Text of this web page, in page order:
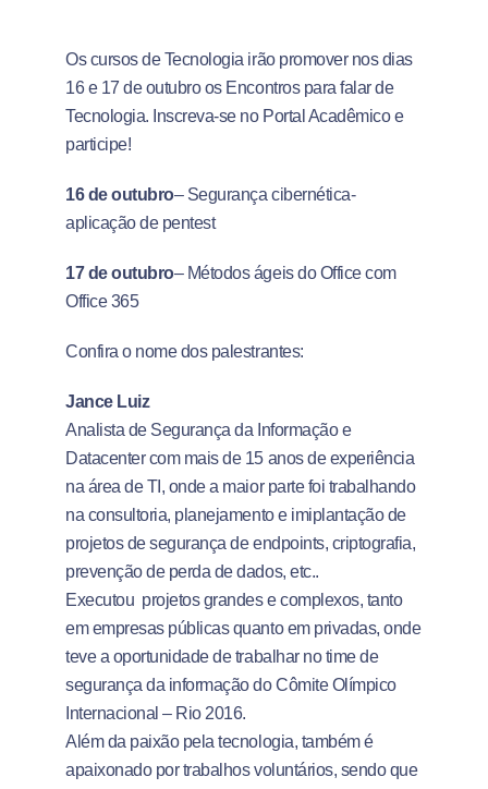
Os cursos de Tecnologia irão promover nos dias
16 e 17 de outubro os Encontros para falar de
Tecnologia. Inscreva-se no Portal Acadêmico e
participe!
16 de outubro– Segurança cibernética-
aplicação de pentest
17 de outubro– Métodos ágeis do Office com
Office 365
Confira o nome dos palestrantes:
Jance Luiz
Analista de Segurança da Informação e
Datacenter com mais de 15 anos de experiência
na área de TI, onde a maior parte foi trabalhando
na consultoria, planejamento e imiplantação de
projetos de segurança de endpoints, criptografia,
prevenção de perda de dados, etc..
Executou projetos grandes e complexos, tanto
em empresas públicas quanto em privadas, onde
teve a oportunidade de trabalhar no time de
segurança da informação do Cômite Olímpico
Internacional – Rio 2016.
Além da paixão pela tecnologia, também é
apaixonado por trabalhos voluntários, sendo que